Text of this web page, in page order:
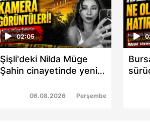
02:05
Şişli'deki Nilda Müge
Şahin cinayetinde yeni
kamerası görüntüleri
06.08.2026 Perşembe